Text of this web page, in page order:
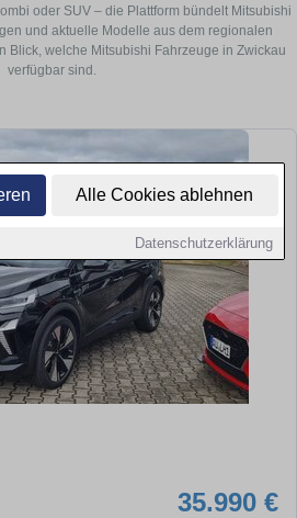
Alle Cookies ablehnen
Datenschutzerklärung
oder SUV – die Plattform bündelt Mitsubishi
und aktuelle Modelle aus dem regionalen
Blick, welche Mitsubishi Fahrzeuge in Zwickau
verfügbar sind.
35.990 €